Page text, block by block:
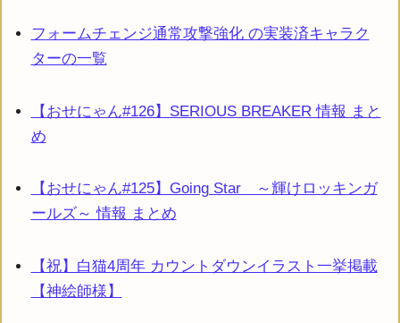
フォームチェンジ通常攻撃強化 の実装済キャラク
ターの一覧
【おせにゃん#126】SERIOUS BREAKER 情報 まと
め
【おせにゃん#125】Going Star ～輝けロッキンガ
ールズ～ 情報 まとめ
【祝】白猫4周年 カウントダウンイラスト一挙掲載
【神絵師様】